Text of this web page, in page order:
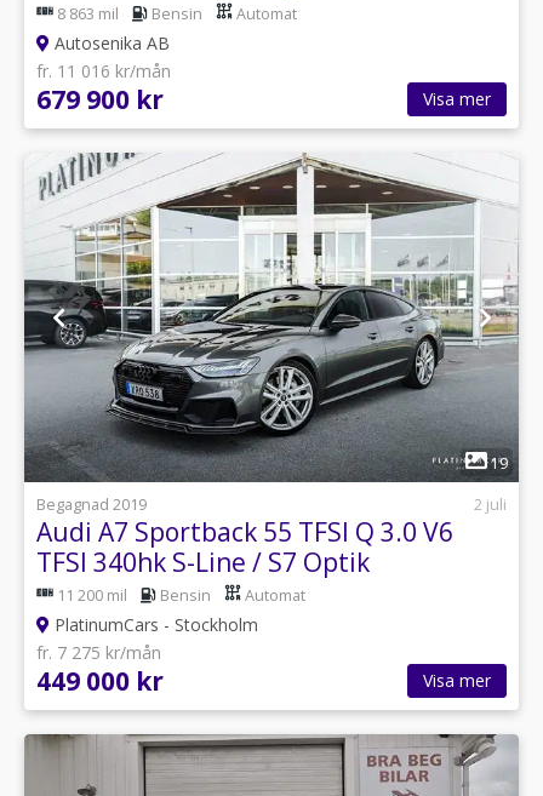
8 863 mil Bensin Automat
Autosenika AB
fr. 11 016 kr/mån
679 900 kr Visa mer
1
19
Begagnad 2019
2 juli
Audi A7 Sportback 55 TFSI Q 3.0 V6
TFSI 340hk S-Line / S7 Optik
11 200 mil Bensin Automat
PlatinumCars - Stockholm
fr. 7 275 kr/mån
449 000 kr Visa mer